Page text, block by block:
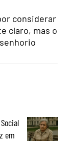
considerar
claro, mas o
em